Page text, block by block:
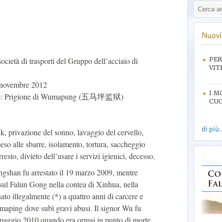
di trasporti del Gruppo dell’acciaio di
2012
Prigione di Wumapung (五马坪监狱)
privazione del sonno, lavaggio del cervello,
alle sbarre, isolamento, tortura, saccheggio
divieto dell’usare i servizi igienici, decesso.
fu arrestato il 19 marzo 2009, mentre
Falun Gong nella contea di Xinhua, nella
illegalmente (*) a quattro anni di carcere e
dove subì gravi abusi. Il signor Wu fu
2010 quando era ormai in punto di morte.
I
di più